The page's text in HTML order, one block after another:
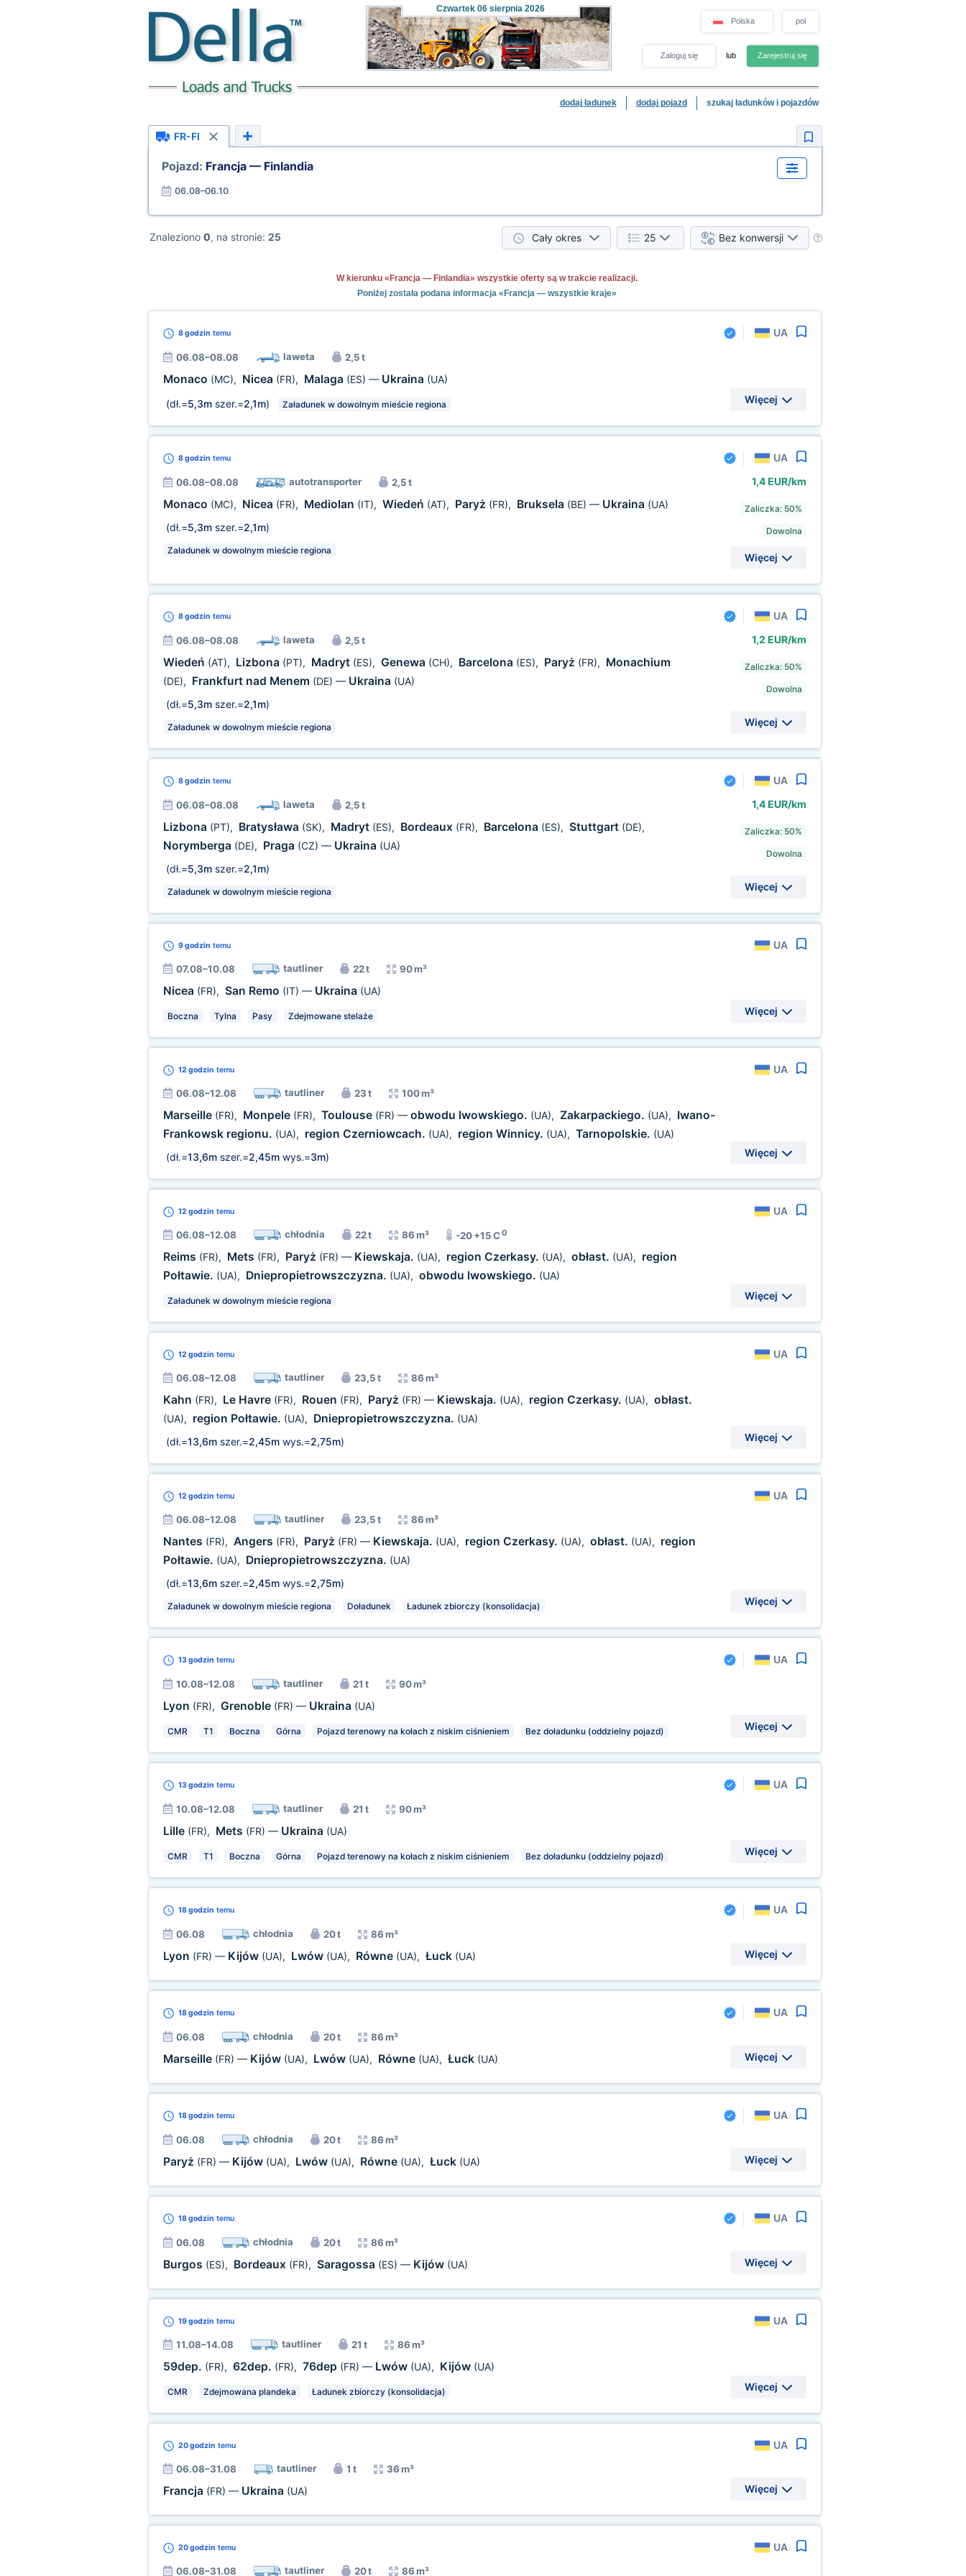
Czwartek06 sierpnia 2026
Polska pol
Zaloguj się lub Zarejestruj się
dodaj ładunek dodaj pojazd szukaj ładunków i pojazdów
FR-FI
Pojazd: Francja — Finlandia
06.08–06.10
Znaleziono 0, na stronie: 25 Cały okres 25 Bez konwersji
W kierunku «Francja — Finlandia» wszystkie oferty są w trakcie realizacji.
Poniżej została podana informacja «Francja — wszystkie kraje»
8 godzin temu UA
06.08–08.08 laweta 2,5 t
Monaco (MC), Nicea (FR), Malaga (ES) — Ukraina (UA)
(dł.=5,3mszer.=2,1m) Załadunek w dowolnym mieście regiona Więcej
8 godzin temu UA
06.08–08.08 autotransporter 2,5 t
Monaco (MC), Nicea (FR), Mediolan (IT), Wiedeń (AT), Paryż (FR), Bruksela (BE) — Ukraina (UA)
(dł.=5,3mszer.=2,1m)
Załadunek w dowolnym mieście regiona
1,4 EUR/km
Zaliczka: 50%
Dowolna
Więcej
8 godzin temu UA
06.08–08.08 laweta 2,5 t
Wiedeń (AT), Lizbona (PT), Madryt (ES), Genewa (CH), Barcelona (ES), Paryż (FR), Monachium
(DE), Frankfurt nad Menem (DE) — Ukraina (UA)
(dł.=5,3mszer.=2,1m)
Załadunek w dowolnym mieście regiona
1,2 EUR/km
Zaliczka: 50%
Dowolna
Więcej
8 godzin temu UA
06.08–08.08 laweta 2,5 t
Lizbona (PT), Bratysława (SK), Madryt (ES), Bordeaux (FR), Barcelona (ES), Stuttgart (DE),
Norymberga (DE), Praga (CZ) — Ukraina (UA)
(dł.=5,3mszer.=2,1m)
Załadunek w dowolnym mieście regiona
1,4 EUR/km
Zaliczka: 50%
Dowolna
Więcej
9 godzin temu UA
07.08–10.08 tautliner 22 t 90 m³
Nicea (FR), San Remo (IT) — Ukraina (UA)
Boczna Tylna Pasy Zdejmowane stelaże Więcej
12 godzin temu UA
06.08–12.08 tautliner 23 t 100 m³
Marseille (FR), Monpele (FR), Toulouse (FR) — obwodu lwowskiego. (UA), Zakarpackiego. (UA), Iwano-
Frankowsk regionu. (UA), region Czerniowcach. (UA), region Winnicy. (UA), Tarnopolskie. (UA)
(dł.=13,6mszer.=2,45mwys.=3m) Więcej
12 godzin temu UA
06.08–12.08 chłodnia 22 t 86 m³ -20 +15 C0
Reims (FR), Mets (FR), Paryż (FR) — Kiewskaja. (UA), region Czerkasy. (UA), obłast. (UA), region
Połtawie. (UA), Dniepropietrowszczyzna. (UA), obwodu lwowskiego. (UA)
Załadunek w dowolnym mieście regiona Więcej
12 godzin temu UA
06.08–12.08 tautliner 23,5 t 86 m³
Kahn (FR), Le Havre (FR), Rouen (FR), Paryż (FR) — Kiewskaja. (UA), region Czerkasy. (UA), obłast.
(UA), region Połtawie. (UA), Dniepropietrowszczyzna. (UA)
(dł.=13,6mszer.=2,45mwys.=2,75m) Więcej
12 godzin temu UA
06.08–12.08 tautliner 23,5 t 86 m³
Nantes (FR), Angers (FR), Paryż (FR) — Kiewskaja. (UA), region Czerkasy. (UA), obłast. (UA), region
Połtawie. (UA), Dniepropietrowszczyzna. (UA)
(dł.=13,6mszer.=2,45mwys.=2,75m)
Załadunek w dowolnym mieście regiona Doładunek Ładunek zbiorczy (konsolidacja) Więcej
13 godzin temu UA
10.08–12.08 tautliner 21 t 90 m³
Lyon (FR), Grenoble (FR) — Ukraina (UA)
CMR T1 Boczna Górna Pojazd terenowy na kołach z niskim ciśnieniem Bez doładunku (oddzielny pojazd) Więcej
13 godzin temu UA
10.08–12.08 tautliner 21 t 90 m³
Lille (FR), Mets (FR) — Ukraina (UA)
CMR T1 Boczna Górna Pojazd terenowy na kołach z niskim ciśnieniem Bez doładunku (oddzielny pojazd) Więcej
18 godzin temu UA
06.08 chłodnia 20 t 86 m³
Lyon (FR) — Kijów (UA), Lwów (UA), Równe (UA), Łuck (UA) Więcej
18 godzin temu UA
06.08 chłodnia 20 t 86 m³
Marseille (FR) — Kijów (UA), Lwów (UA), Równe (UA), Łuck (UA) Więcej
18 godzin temu UA
06.08 chłodnia 20 t 86 m³
Paryż (FR) — Kijów (UA), Lwów (UA), Równe (UA), Łuck (UA) Więcej
18 godzin temu UA
06.08 chłodnia 20 t 86 m³
Burgos (ES), Bordeaux (FR), Saragossa (ES) — Kijów (UA) Więcej
19 godzin temu UA
11.08–14.08 tautliner 21 t 86 m³
59dep. (FR), 62dep. (FR), 76dep (FR) — Lwów (UA), Kijów (UA)
CMR Zdejmowana plandeka Ładunek zbiorczy (konsolidacja) Więcej
20 godzin temu UA
06.08–31.08 tautliner 1 t 36 m³
Francja (FR) — Ukraina (UA) Więcej
20 godzin temu UA
06.08–31.08 tautliner 20 t 86 m³